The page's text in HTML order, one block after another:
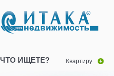
ЧТО ИЩЕТЕ? Квартиру